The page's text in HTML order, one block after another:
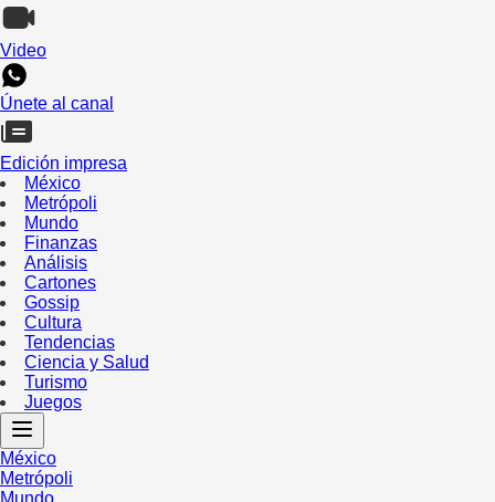
Video
Únete al canal
Edición impresa
México
Metrópoli
Mundo
Finanzas
Análisis
Cartones
Gossip
Cultura
Tendencias
Ciencia y Salud
Turismo
Juegos
México
Metrópoli